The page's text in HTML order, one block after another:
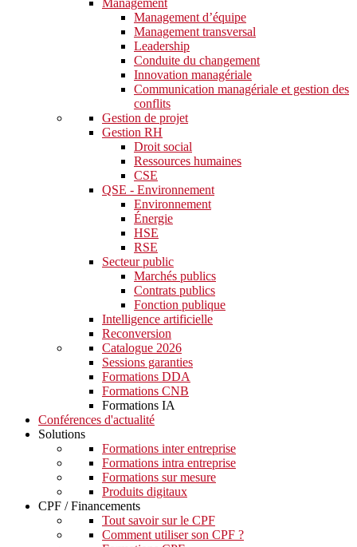
Management d’équipe
Management transversal
Leadership
Conduite du changement
Innovation managériale
Communication managériale et gestion des
conflits
Gestion de projet
Gestion RH
Droit social
Ressources humaines
CSE
QSE - Environnement
Environnement
Énergie
HSE
RSE
Secteur public
Marchés publics
Contrats publics
Fonction publique
Intelligence artificielle
Reconversion
Catalogue 2026
Sessions garanties
Formations DDA
Formations CNB
Formations IA
Conférences d'actualité
Solutions
Formations inter entreprise
Formations intra entreprise
Formations sur mesure
Produits digitaux
CPF / Financements
Tout savoir sur le CPF
Comment utiliser son CPF ?